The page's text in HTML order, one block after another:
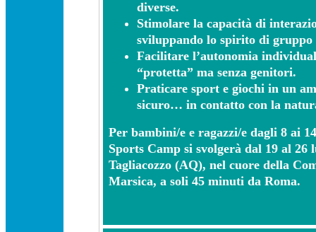
diverse.
Stimolare la capacità di
sviluppando lo spirito di gruppo
Facilitare l’autonomia
“protetta” ma senza genitori.
Praticare sport e giochi in un
sicuro… in contatto con la
Per bambini/e e ragazzi/e dagli 8 ai
Sports Camp si svolgerà dal 19 al 26
Tagliacozzo (AQ), nel cuore della
Marsica, a soli 45 minuti da Roma.